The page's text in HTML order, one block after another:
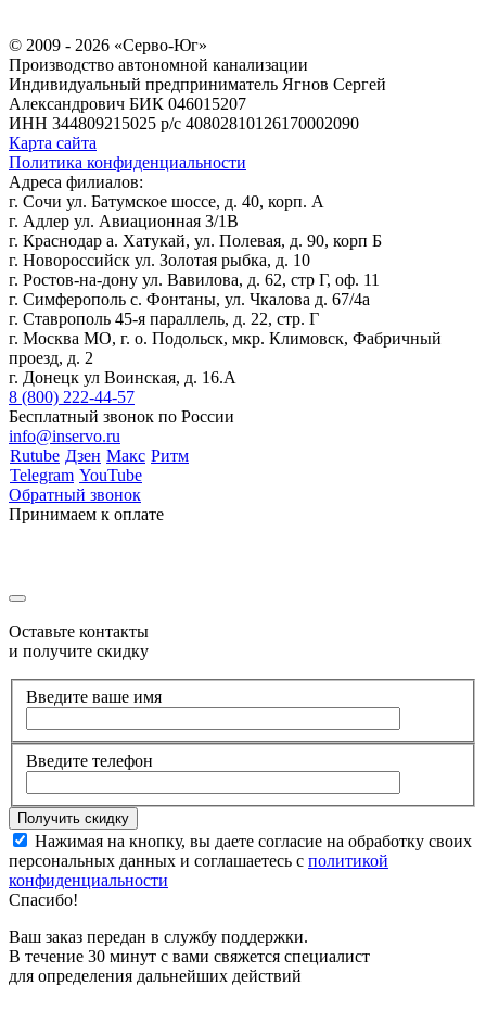
© 2009 - 2026 «Серво-Юг»
Производство автономной канализации
Индивидуальный предприниматель Ягнов Сергей
Александрович БИК 046015207
ИНН 344809215025 р/с 40802810126170002090
Карта сайта
Политика конфиденциальности
Адреса филиалов:
г. Сочи ул. Батумское шоссе, д. 40, корп. А
г. Адлер ул. Авиационная 3/1В
г. Краснодар а. Хатукай, ул. Полевая, д. 90, корп Б
г. Новороссийск ул. Золотая рыбка, д. 10
г. Ростов-на-дону ул. Вавилова, д. 62, стр Г, оф. 11
г. Симферополь с. Фонтаны, ул. Чкалова д. 67/4а
г. Ставрополь 45-я параллель, д. 22, стр. Г
г. Москва МО, г. о. Подольск, мкр. Климовск, Фабричный
проезд, д. 2
г. Донецк ул Воинская, д. 16.А
8 (800) 222-44-57
Бесплатный звонок по России
info@inservo.ru
Rutube Дзен Макс Ритм
Telegram YouTube
Обратный звонок
Принимаем к оплате
Оставьте контакты
и получите скидку
Введите ваше имя
Введите телефон
Нажимая на кнопку, вы даете согласие на обработку своих
персональных данных и соглашаетесь с политикой
конфиденциальности
Спасибо!
Ваш заказ передан в службу поддержки.
В течение 30 минут с вами свяжется специалист
для определения дальнейших действий